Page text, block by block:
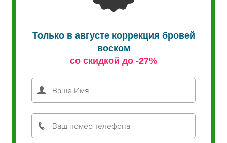
Только в августе коррекция бровей
воском
со скидкой до -27%